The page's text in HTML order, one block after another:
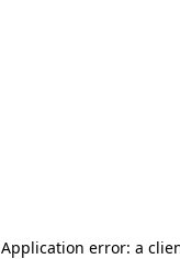
Application error: a